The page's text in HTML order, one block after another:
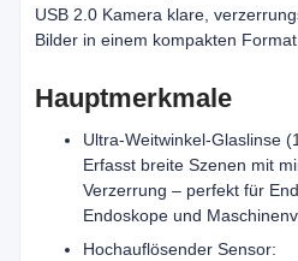
USB 2.0 Kamera klare,
Bilder in einem kompakten Format.
Hauptmerkmale
Ultra-Weitwinkel-Glaslinse
Erfasst breite Szenen mit
Verzerrung – perfekt für
Endoskope und
Hochauflösender Sensor: